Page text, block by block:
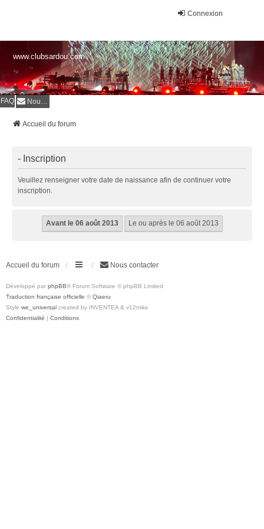
Connexion
www.clubsardou.com
FAQ Nous contacter
Accueil du forum
- Inscription
Veuillez renseigner votre date de naissance afin de continuer votre
inscription.
Accueil du forum Nous contacter
Développé par phpBB® Forum Software © phpBB Limited
Traduction française officielle © Qiaeru
Style we_universal created by INVENTEA & v12mike
Confidentialité | Conditions